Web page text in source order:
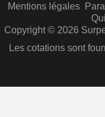
Mentions légales
Copyright © 2026
Les cotations sont